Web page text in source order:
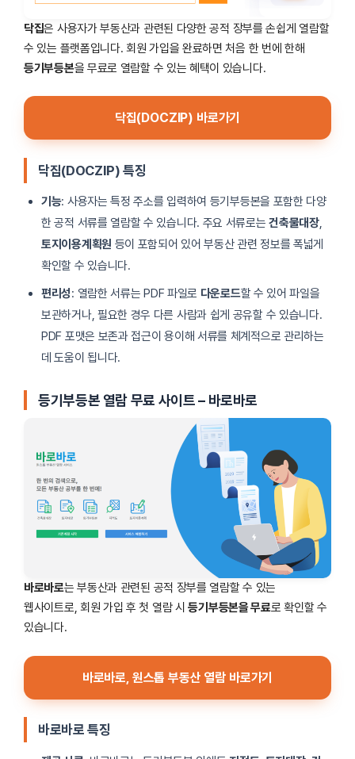
닥집은 사용자가 부동산과 관련된 다양한 공적 장부를 손쉽게 열람할
수 있는 플랫폼입니다. 회원 가입을 완료하면 처음 한 번에 한해
등기부등본을 무료로 열람할 수 있는 혜택이 있습니다.
닥집(DOCZIP) 바로가기
닥집(DOCZIP) 특징
기능: 사용자는 특정 주소를 입력하여 등기부등본을 포함한 다양
한 공적 서류를 열람할 수 있습니다. 주요 서류로는건축물대장,
토지이용계획원 등이 포함되어 있어 부동산 관련 정보를 폭넓게
확인할 수 있습니다.
편리성: 열람한 서류는 PDF 파일로 다운로드할 수 있어 파일을
보관하거나, 필요한 경우 다른 사람과 쉽게 공유할 수 있습니다.
PDF 포맷은 보존과 접근이 용이해 서류를 체계적으로 관리하는
데 도움이 됩니다.
등기부등본 열람 무료 사이트 – 바로바로
바로바로는 부동산과 관련된 공적 장부를 열람할 수 있는
웹사이트로, 회원 가입 후 첫 열람 시등기부등본을 무료로 확인할 수
있습니다.
바로바로, 원스톱 부동산 열람 바로가기
바로바로 특징